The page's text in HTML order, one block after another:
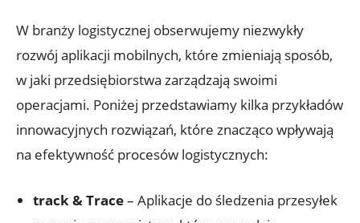
W branży logistycznej obserwujemy niezwykły
rozwój⁤ aplikacji mobilnych, które zmieniają sposób,
w jaki przedsiębiorstwa zarządzają swoimi
operacjami. Poniżej przedstawiamy kilka przykładów
innowacyjnych rozwiązań, ⁤które ⁢znacząco wpływają
na efektywność procesów logistycznych:
track & ‍Trace– Aplikacje do śledzenia przesyłek